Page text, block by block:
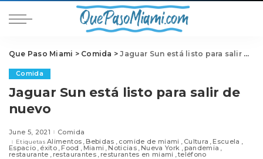
Que Paso Miami > Comida >Jaguar Sun está listo para salir de nuevo
Comida
Jaguar Sun está listo para salir de
nuevo
June 5, 2021 Comida
Etiquetas Alimentos Bebidas comide de miami Cultura Escuela
Espacio éxito Food Miami Noticias Nueva York pandemia
restaurante restaurantes resturantes en miami teléfono